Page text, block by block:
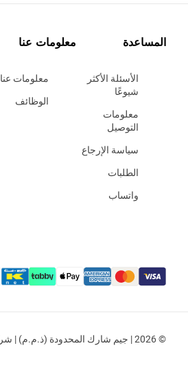
المساعدة
الأسئلة الأكثر
شيوعًا
معلومات
التوصيل
سياسة الإرجاع
الطلبات
واتساب
معلومات عنا
معلومات عنا
الوظائف
© 2026 | جيم شارك المحدودة (ذ.م.م) | شركة الطاير إنسغنيا| جميع الحقوق محفوظة